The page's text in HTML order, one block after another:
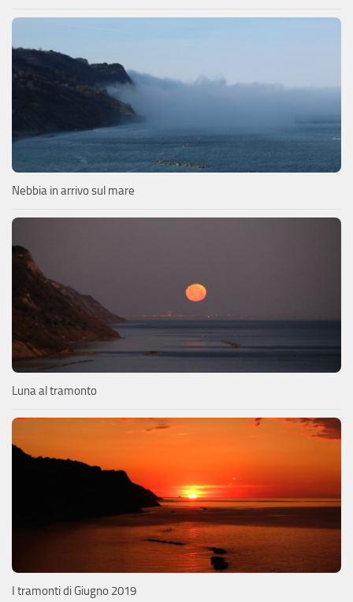
Nebbia in arrivo sul mare
Luna al tramonto
I tramonti di Giugno 2019